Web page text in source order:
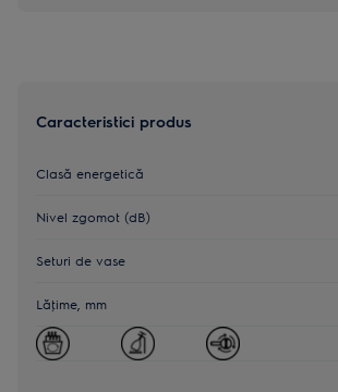
Caracteristici produs
Clasă energetică
Nivel zgomot (dB)
Seturi de vase
Lăţime, mm